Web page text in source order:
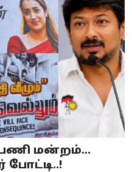
மன்றம்…